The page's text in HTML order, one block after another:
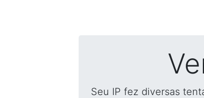
Seu IP fez diversas